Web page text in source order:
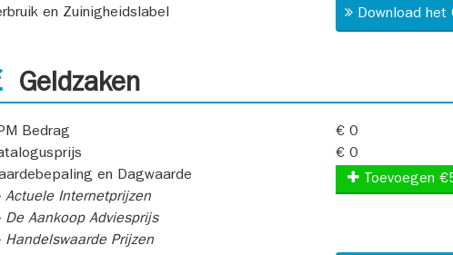
en Zuinigheidslabel Download
Geldzaken
Bedrag
€ 0
€ 0
en Dagwaarde
Actuele Internetprijzen
De Aankoop Adviesprijs
Handelswaarde Prijzen
Toevoegen